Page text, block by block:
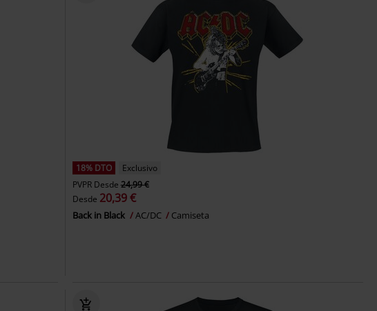
18% DTO
Exclusivo
PVPR Desde 24,99 €
Desde 20,39 €
Back in Black AC/DC Camiseta